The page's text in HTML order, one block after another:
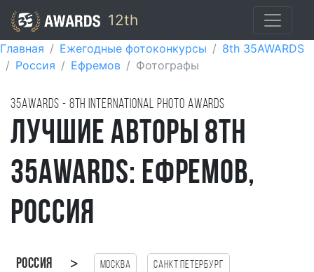
12th
Главная Ежегодные фотоконкурсы
8th 35AWARDS
Россия
Ефремов Фотографы
35AWARDS - 8TH international photo awards
Лучшие авторы 8th
35AWARDS: Ефремов,
Россия
Россия > Москва Санкт Петербург